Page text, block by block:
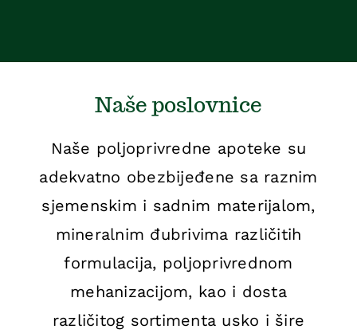
Naše poslovnice
Naše poljoprivredne apoteke su
adekvatno obezbijeđene sa raznim
sjemenskim i sadnim materijalom,
mineralnim đubrivima različitih
formulacija, poljoprivrednom
mehanizacijom, kao i dosta
različitog sortimenta usko i šire